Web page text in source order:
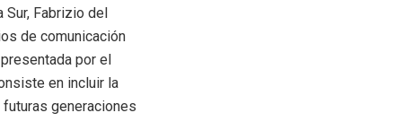
Sur, Fabrizio del
de comunicación
por el
en incluir la
generaciones